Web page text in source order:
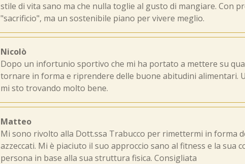
stile di vita sano ma che nulla toglie al gusto di mangiare. Con
"sacrificio", ma un sostenibile piano per vivere meglio.
Nicolò
Dopo un infortunio sportivo che mi ha portato a mettere su
tornare in forma e riprendere delle buone abitudini alimentari.
mi sto trovando molto bene.
Matteo
Mi sono rivolto alla Dott.ssa Trabucco per rimettermi in forma
azzeccati. Mi è piaciuto il suo approccio sano al fitness e la
persona in base alla sua struttura fisica. Consigliata